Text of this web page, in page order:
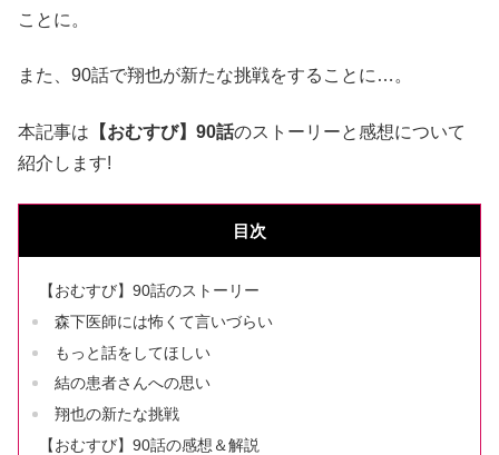
ことに。
また、90話で翔也が新たな挑戦をすることに…。
本記事は 【おむすび】90話のストーリーと感想について
紹介します!
目次
【おむすび】90話のストーリー
森下医師には怖くて言いづらい
もっと話をしてほしい
結の患者さんへの思い
翔也の新たな挑戦
【おむすび】90話の感想＆解説